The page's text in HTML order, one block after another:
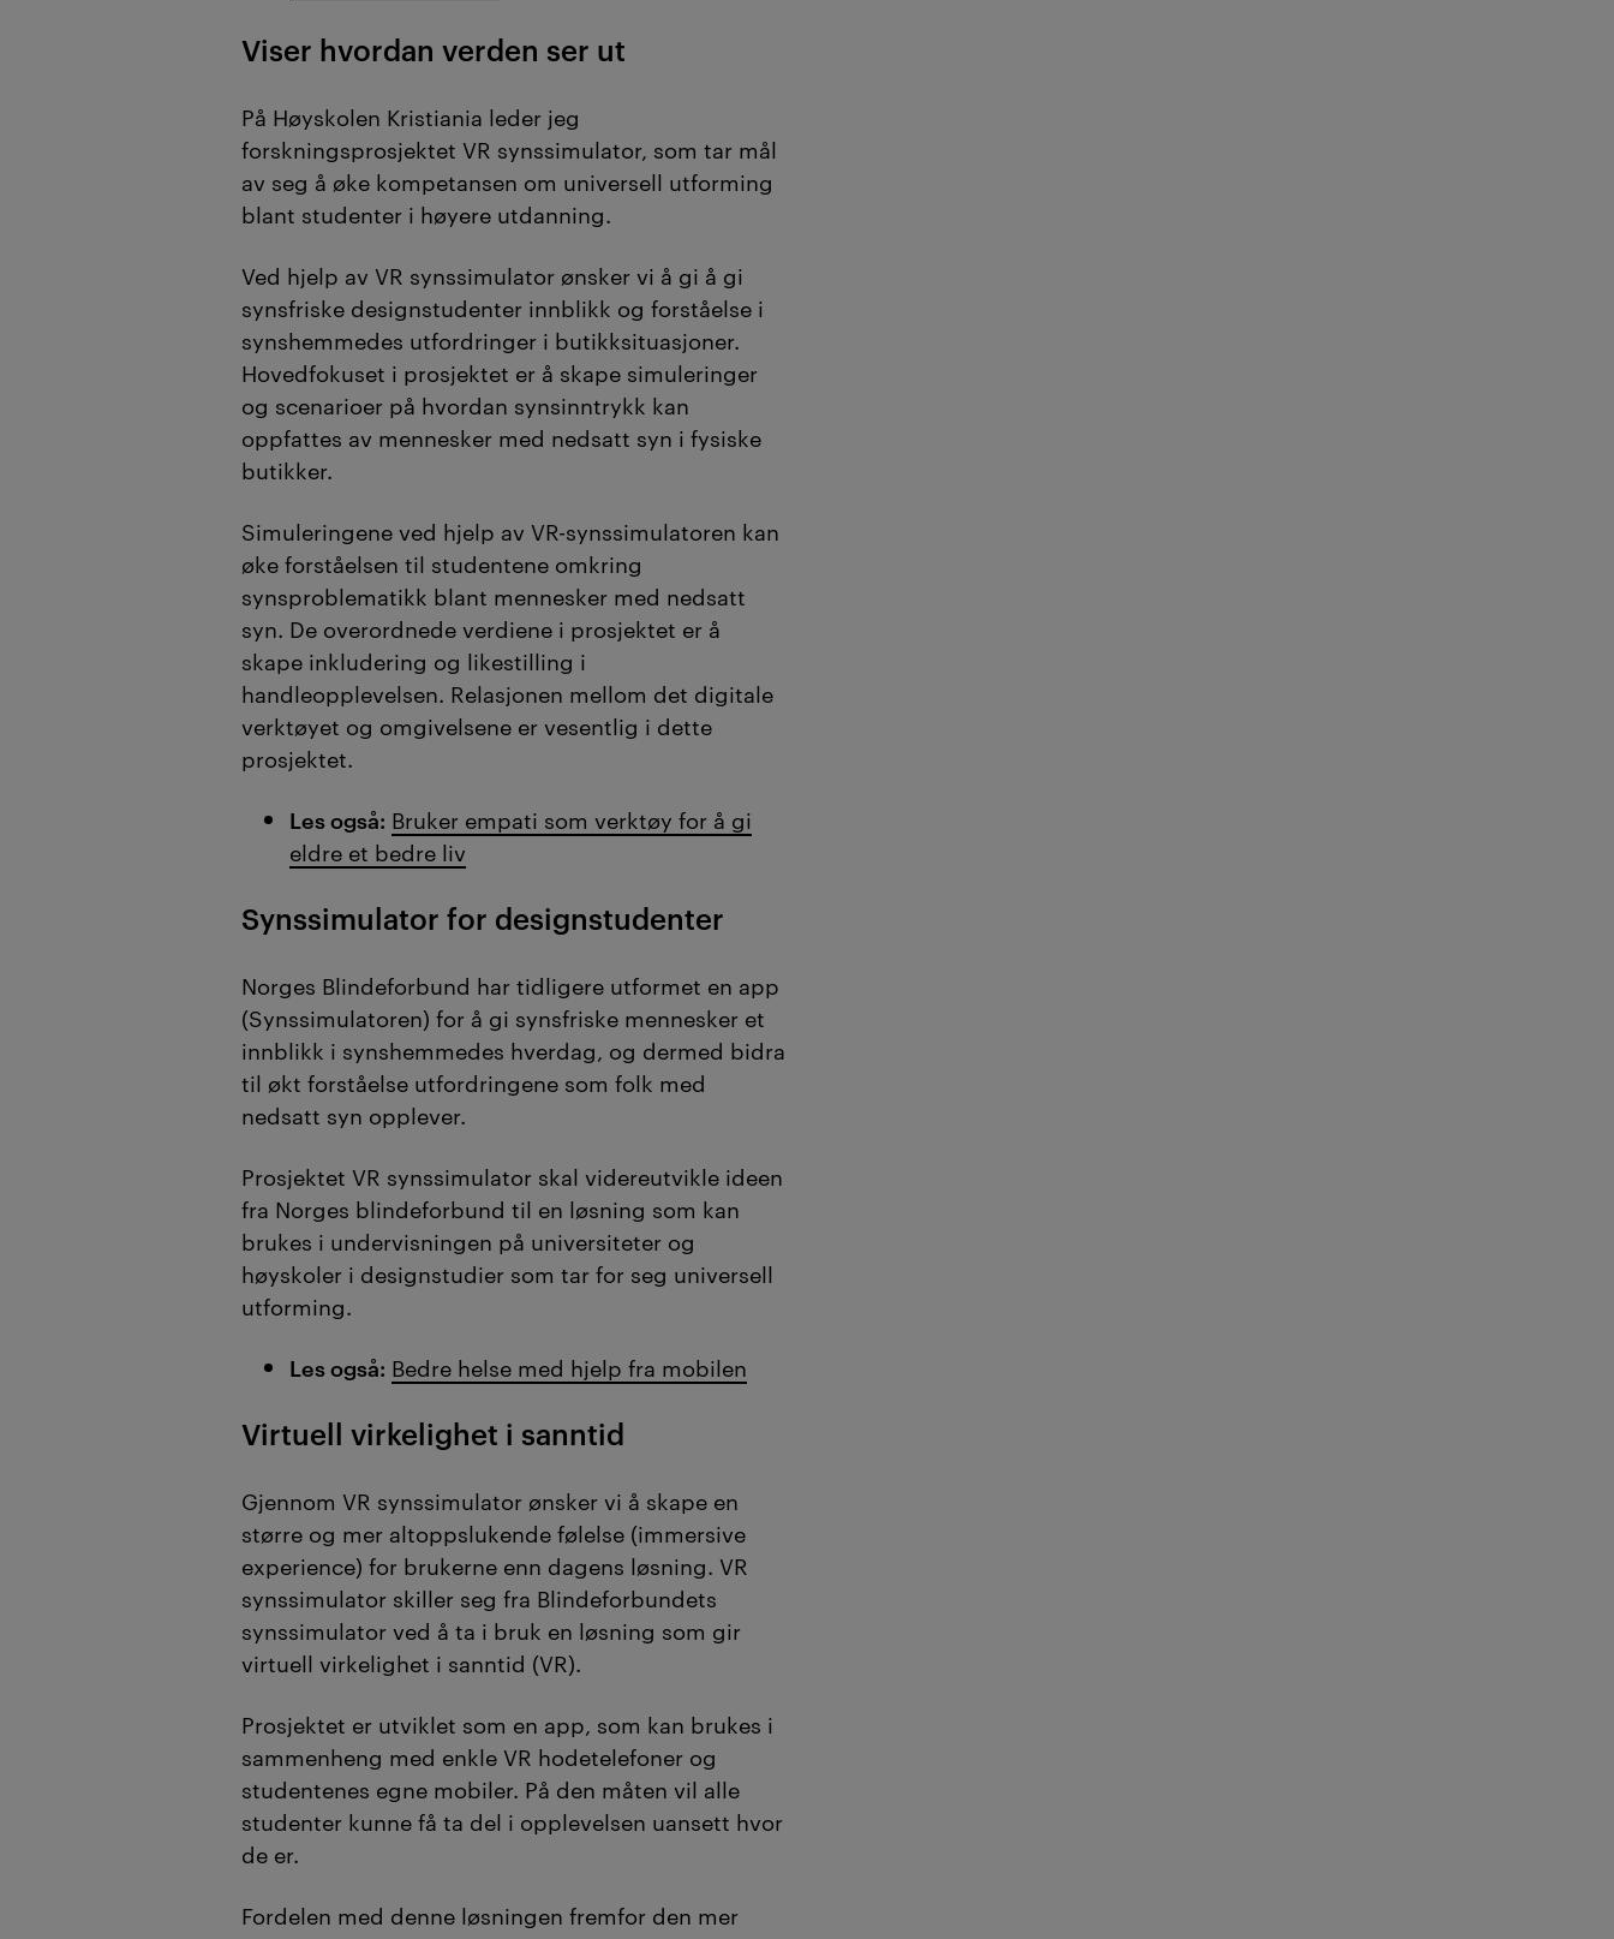
Viser hvordan verden ser ut
På Høyskolen Kristiania leder jeg
forskningsprosjektet VR synssimulator, som tar mål
av seg å øke kompetansen om universell utforming
blant studenter i høyere utdanning.
Ved hjelp av VR synssimulator ønsker vi å gi å gi
synsfriske designstudenter innblikk og forståelse i
synshemmedes utfordringer i butikksituasjoner.
Hovedfokuset i prosjektet er å skape simuleringer
og scenarioer på hvordan synsinntrykk kan
oppfattes av mennesker med nedsatt syn i fysiske
butikker.
Simuleringene ved hjelp av VR-synssimulatoren kan
øke forståelsen til studentene omkring
synsproblematikk blant mennesker med nedsatt
syn. De overordnede verdiene i prosjektet er å
skape inkludering og likestilling i
handleopplevelsen. Relasjonen mellom det digitale
verktøyet og omgivelsene er vesentlig i dette
prosjektet.
Les også: Bruker empati som verktøy for å gi
eldre et bedre liv
Synssimulator for designstudenter
Norges Blindeforbund har tidligere utformet en app
(Synssimulatoren) for å gi synsfriske mennesker et
innblikk i synshemmedes hverdag, og dermed bidra
til økt forståelse utfordringene som folk med
nedsatt syn opplever.
Prosjektet VR synssimulator skal videreutvikle ideen
fra Norges blindeforbund til en løsning som kan
brukes i undervisningen på universiteter og
høyskoler i designstudier som tar for seg universell
utforming.
Les også: Bedre helse med hjelp fra mobilen
Virtuell virkelighet i sanntid
Gjennom VR synssimulator ønsker vi å skape en
større og mer altoppslukende følelse (immersive
experience) for brukerne enn dagens løsning. VR
synssimulator skiller seg fra Blindeforbundets
synssimulator ved å ta i bruk en løsning som gir
virtuell virkelighet i sanntid (VR).
Prosjektet er utviklet som en app, som kan brukes i
sammenheng med enkle VR hodetelefoner og
studentenes egne mobiler. På den måten vil alle
studenter kunne få ta del i opplevelsen uansett hvor
de er.
Fordelen med denne løsningen fremfor den mer